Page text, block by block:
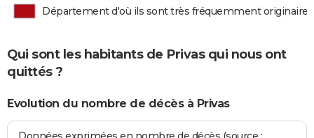
Département d'où ils sont très fréquemment originaires
Qui sont les habitants de Privas qui nous ont
quittés ?
Evolution du nombre de décès à Privas